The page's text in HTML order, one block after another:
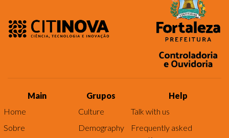
Main
Home
Sobre
Grupos
Culture
Demography
Help
Talk with us
Frequently asked